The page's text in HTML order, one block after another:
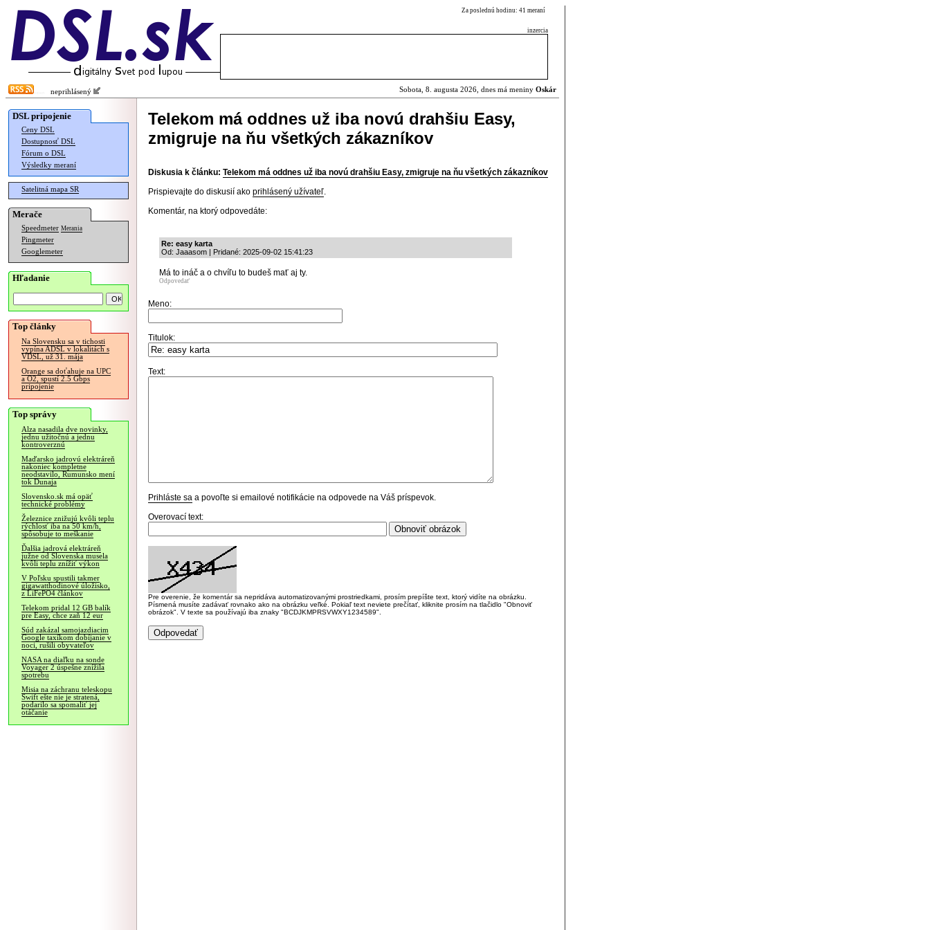
Za poslednú hodinu: 41 meraní
inzercia
neprihlásený Sobota, 8. augusta 2026, dnes má meniny Oskár
DSL pripojenie
Ceny DSL
Dostupnosť DSL
Fórum o DSL
Výsledky meraní
Satelitná mapa SR
Merače
Speedmeter Merania
Pingmeter
Googlemeter
Hľadanie
Top články
Na Slovensku sa v tichosti
vypína ADSL v lokalitách s
VDSL, už 31. mája
Orange sa doťahuje na UPC
a O2, spustí 2.5 Gbps
pripojenie
Top správy
Alza nasadila dve novinky,
jednu užitočnú a jednu
kontroverznú
Maďarsko jadrovú elektráreň
nakoniec kompletne
neodstavilo, Rumunsko mení
tok Dunaja
Slovensko.sk má opäť
technické problémy
Železnice znižujú kvôli teplu
rýchlosť iba na 50 km/h,
spôsobuje to meškanie
Ďalšia jadrová elektráreň
južne od Slovenska musela
kvôli teplu znížiť výkon
V Poľsku spustili takmer
gigawatthodinové úložisko,
z LiFePO4 článkov
Telekom pridal 12 GB balík
pre Easy, chce zaň 12 eur
Súd zakázal samojazdiacim
Google taxíkom dobíjanie v
noci, rušili obyvateľov
NASA na diaľku na sonde
Voyager 2 úspešne znížila
spotrebu
Misia na záchranu teleskopu
Swift ešte nie je stratená,
podarilo sa spomaliť jej
otáčanie
Telekom má oddnes už iba novú drahšiu Easy,
zmigruje na ňu všetkých zákazníkov
Diskusia k článku: Telekom má oddnes už iba novú drahšiu Easy, zmigruje na ňu všetkých zákazníkov
Prispievajte do diskusií ako prihlásený užívateľ.
Komentár, na ktorý odpovedáte:
Re: easy karta
Od: Jaaasom | Pridané: 2025-09-02 15:41:23
Má to ináč a o chvíľu to budeš mať aj ty.
Odpovedať
Meno:
Titulok:
Text:
Prihláste sa a povoľte si emailové notifikácie na odpovede na Váš príspevok.
Overovací text:
Pre overenie, že komentár sa nepridáva automatizovanými prostriedkami, prosím prepíšte text, ktorý vidíte na obrázku.
Písmená musíte zadávať rovnako ako na obrázku veľké. Pokiaľ text neviete prečítať, kliknite prosím na tlačidlo "Obnoviť
obrázok". V texte sa používajú iba znaky "BCDJKMPRSVWXY1234589".